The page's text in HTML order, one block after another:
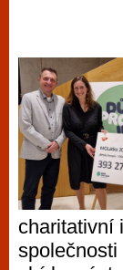
charitativní